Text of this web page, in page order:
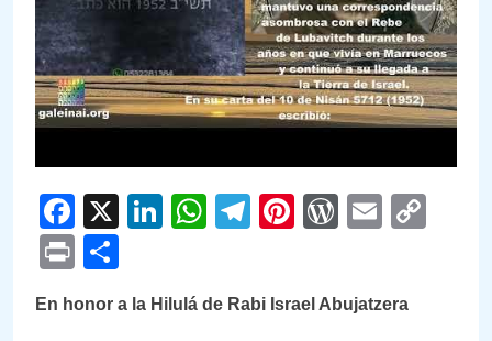
Facebook
X LinkedIn
WhatsApp
Telegram
PinterestEmail
Print
En honor a la Hilulá de Rabi Israel Abujatzera